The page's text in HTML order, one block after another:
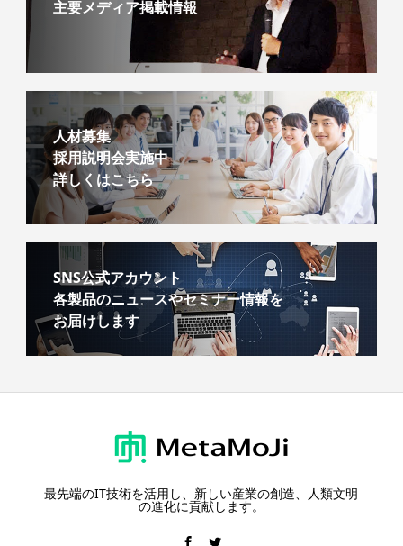
主要メディア掲載情報
人材募集
採用説明会実施中
詳しくはこちら
SNS公式アカウント
各製品のニュースやセミナー情報を
お届けします
最先端のIT技術を活用し、新しい産業の創造、人類文明
の進化に貢献します。